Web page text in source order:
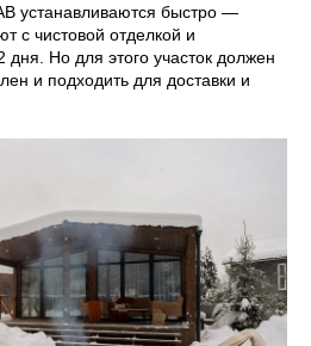
устанавливаются быстро —
с чистовой отделкой и
дня. Но для этого участок должен
и подходить для доставки и